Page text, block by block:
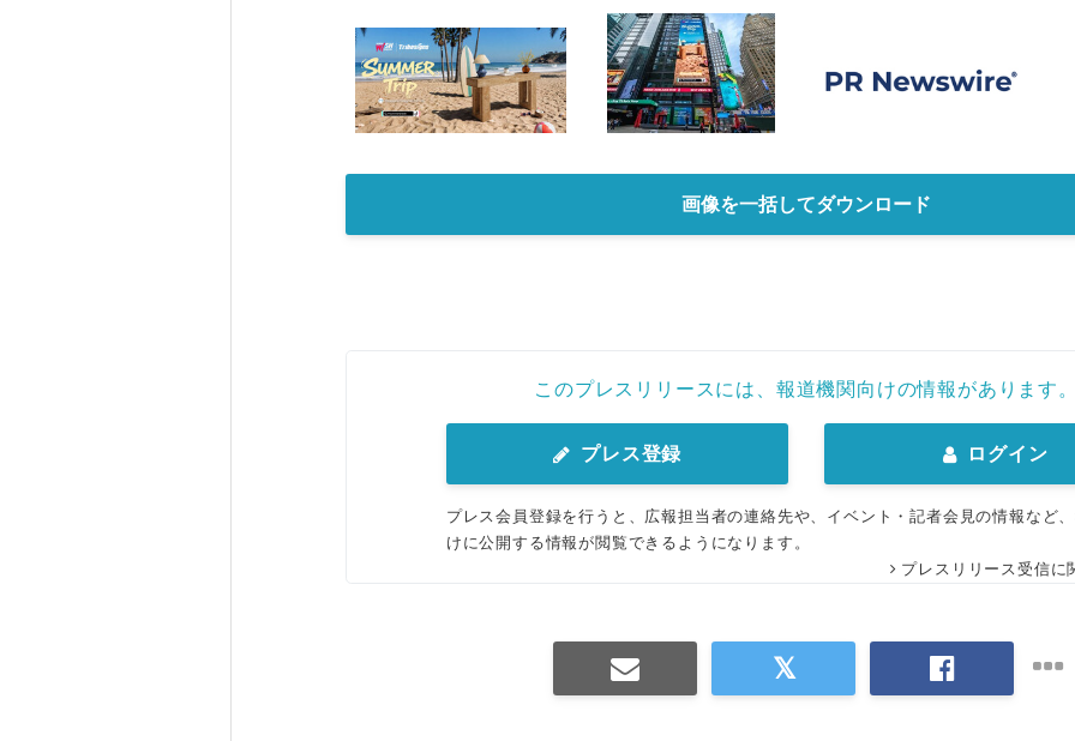
画像を一括してダウンロード
このプレスリリースには、報道機関向けの情報があります。
プレス登録 ログイン
プレス会員登録を行うと、広報担当者の連絡先や、イベント・記者会見の情報など
けに公開する情報が閲覧できるようになります。
プレスリリース受信に